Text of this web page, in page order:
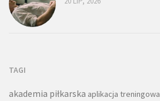
TAGI
akademia piłkarska aplikacja treningowa